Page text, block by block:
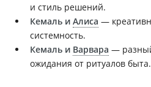
и стиль решений.
Кемаль и Алиса —
системность.
Кемаль и Варвара —
ожидания от ритуалов быта.